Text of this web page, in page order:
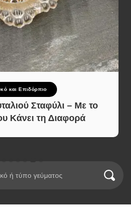
και Επιδόρπιο
Σταφύλι – Με το
Κάνει τη Διαφορά